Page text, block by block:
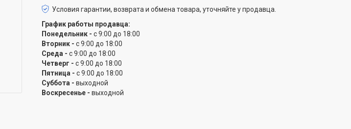
Условия гарантии, возврата и обмена товара, уточняйте у продавца.
График работы продавца:
Понедельник - с 9:00 до 18:00
Вторник - с 9:00 до 18:00
Среда - с 9:00 до 18:00
Четверг - с 9:00 до 18:00
Пятница - с 9:00 до 18:00
Суббота - выходной
Воскресенье - выходной